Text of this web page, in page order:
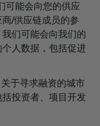
可能会向您的供应
/供应链成员的参
们可能会向我们的
人数据，包括促进
于寻求融资的城市
投资者、项目开发